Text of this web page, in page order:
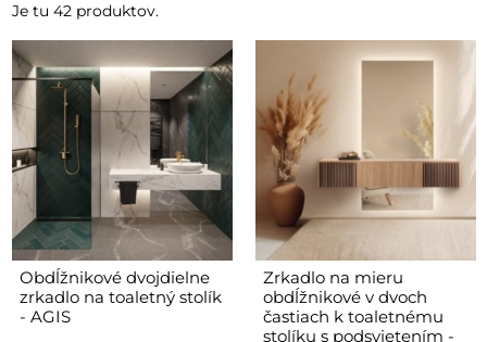
Je tu 42 produktov.
Obdĺžnikové dvojdielne
zrkadlo na toaletný stolík
- AGIS
Zrkadlo na mieru
obdĺžnikové v dvoch
častiach k toaletnému
stolíku s podsvietením -